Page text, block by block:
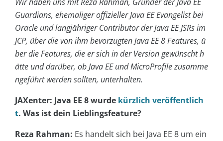
Guardians, ehemaliger offizieller Java EE Evangelist bei
Oracle und langjähriger Contributor der Java EE JSRs im
JCP, über die von ihm bevorzugten Java EE 8 Features, ü
ber die Features, die er sich in der Version gewünscht h
ätte und darüber, ob Java EE und MicroProfile zusamme
ngeführt werden sollten, unterhalten.
JAXenter: Java EE 8 wurde kürzlich veröffentlich
t. Was ist dein Lieblingsfeature?
Reza Rahman: Es handelt sich bei Java EE 8 um ein